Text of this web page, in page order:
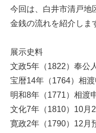
今回は、白井市清戸地
金銭の流れを紹介しま
展示史料
文政5年（1822）奉公
宝暦14年（1764）相渡
明和8年（1771）相渡
文化7年（1810）10月
寛政2年（1790）12月